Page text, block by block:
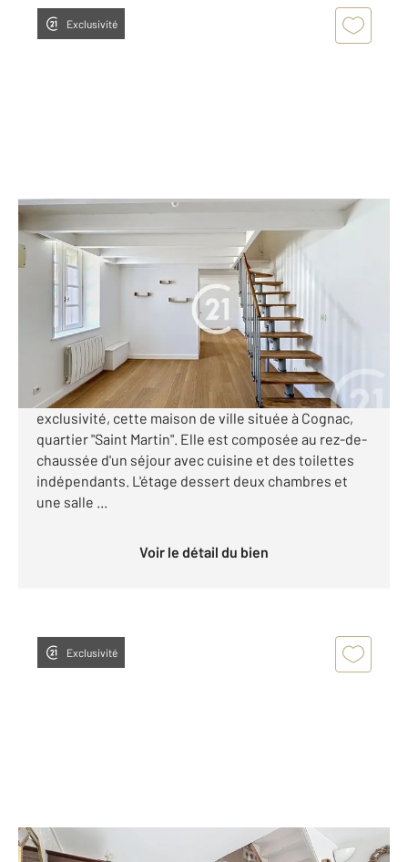
Exclusivité
COGNAC 16
53 m2, 3 pièces
Ref : 3038
Maison à vendre
86 900 €
Visiter le site dédié
Votre agence Century 21 vous propose en
exclusivité, cette maison de ville située à Cognac,
quartier "Saint Martin". Elle est composée au rez-de-
chaussée d'un séjour avec cuisine et des toilettes
indépendants. L'étage dessert deux chambres et
une salle ...
Voir le détail du bien
Exclusivité
COGNAC 16